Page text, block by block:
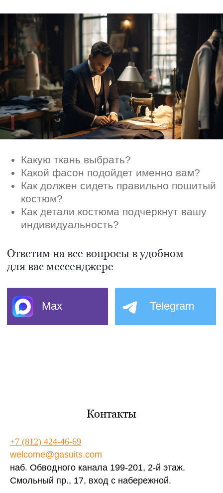
Какую ткань выбрать?
Какой фасон подойдет именно вам?
Как должен сидеть правильно пошитый
костюм?
Как детали костюма подчеркнут вашу
индивидуальность?
Ответим на все вопросы в удобном
для вас мессенджере
Max Telegram
Контакты
+7 (812) 424-46-69
welcome@gasuits.com
наб. Обводного канала 199-201, 2-й этаж.
Смольный пр., 17, вход с набережной.